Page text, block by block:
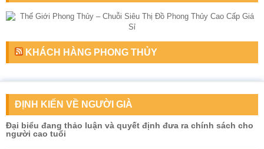
KHÁCH HÀNG PHONG THỦY
ĐỊNH KIẾN VỀ NGƯỜI GIÀ
Đại biểu đang thảo luận và quyết định đưa ra chính sách cho
người cao tuổi